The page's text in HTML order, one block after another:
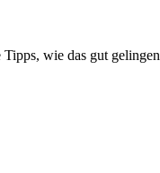
wie das gut gelingen